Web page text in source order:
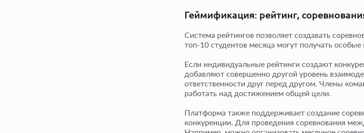
Геймификация: рейтинг,
Система рейтингов позволяет создавать
топ-10 студентов месяца могут получать
Если индивидуальные рейтинги создают
добавляют совершенно другой уровень
ответственности друг перед другом. Члены
работать над достижением общей цели.
Платформа также поддерживает создание
конкуренции. Для проведения соревнования